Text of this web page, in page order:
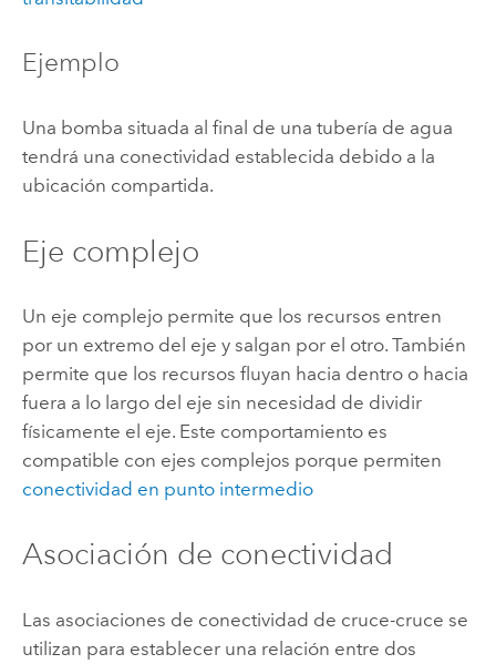
Ejemplo
Una bomba situada al final de una tubería de agua
tendrá una conectividad establecida debido a la
ubicación compartida.
Eje complejo
Un eje complejo permite que los recursos entren
por un extremo del eje y salgan por el otro. También
permite que los recursos fluyan hacia dentro o hacia
fuera a lo largo del eje sin necesidad de dividir
físicamente el eje. Este comportamiento es
compatible con ejes complejos porque permiten
conectividad en punto intermedio
Asociación de conectividad
Las asociaciones de conectividad de cruce-cruce se
utilizan para establecer una relación entre dos